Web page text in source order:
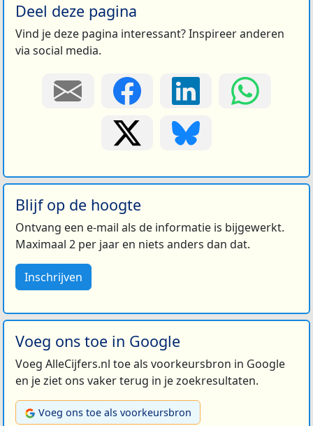
Deel deze pagina
Vind je deze pagina interessant? Inspireer anderen
via social media.
Blijf op de hoogte
Ontvang een e-mail als de informatie is bijgewerkt.
Maximaal 2 per jaar en niets anders dan dat.
Inschrijven
Voeg ons toe in Google
Voeg AlleCijfers.nl toe als voorkeursbron in Google
en je ziet ons vaker terug in je zoekresultaten.
Voeg ons toe als voorkeursbron